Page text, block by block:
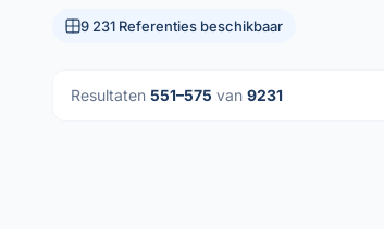
9 231 Referenties beschikbaar
Resultaten 551–575 van 9231